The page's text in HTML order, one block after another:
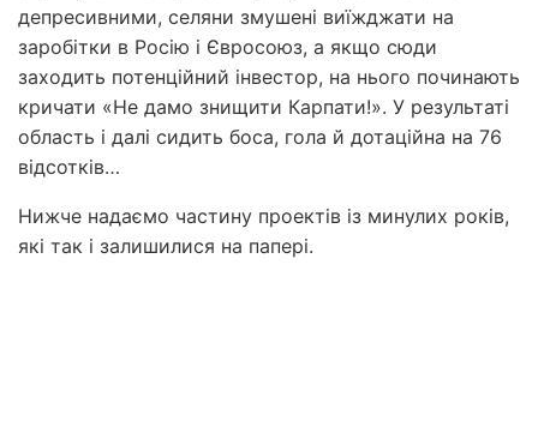
депресивними, селяни змушені виїжджати на
заробітки в Росію і Євросоюз, а якщо сюди
заходить потенційний інвестор, на нього починають
кричати «Не дамо знищити Карпати!». У результаті
область і далі сидить боса, гола й дотаційна на 76
відсотків…
Нижче надаємо частину проектів із минулих років,
які так і залишилися на папері.